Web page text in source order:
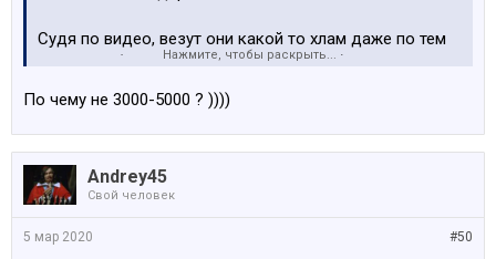
Судя по видео, везут они какой то хлам даже по тем
временам (типа 10-летний форд эскорт), который на
Прибалтике он легко уходит за 1500-2000 (поправьте
если ошибаюсь - в 1995?). Налоги никакие не платятся
естественно, может только братве.
Ну и повторюсь, дом глав.героя для тех времен
(огромные пространства, второй свет, собственно
сама архитектура) - это же почти космос. Ну и в
Нажмите, чтобы раскрыть...
По чему не 3000-5000 ? ))))
Andrey45
Свой человек
#50
5 мар 2020